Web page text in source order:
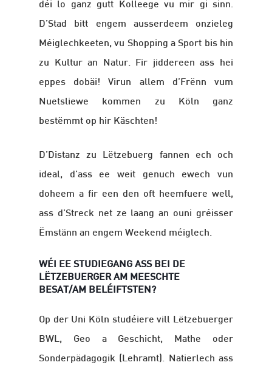
déi lo ganz gutt Kolleege vu mir gi sinn.
D’Stad bitt engem ausserdeem onzieleg
Méiglechkeeten, vu Shopping a Sport bis hin
zu Kultur an Natur. Fir jiddereen ass hei
eppes dobäi! Virun allem d’Frënn vum
Nuetsliewe kommen zu Köln ganz
bestëmmt op hir Käschten!
D’Distanz zu Lëtzebuerg fannen ech och
ideal, d’ass ee weit genuch ewech vun
doheem a fir een den oft heemfuere well,
ass d’Streck net ze laang an ouni gréisser
Ëmstänn an engem Weekend méiglech.
WÉI EE STUDIEGANG ASS BEI DE
LËTZEBUERGER AM MEESCHTE
BESAT/AM BELÉIFTSTEN?
Op der Uni Köln studéiere vill Lëtzebuerger
BWL, Geo a Geschicht, Mathe oder
Sonderpädagogik (Lehramt). Natierlech ass